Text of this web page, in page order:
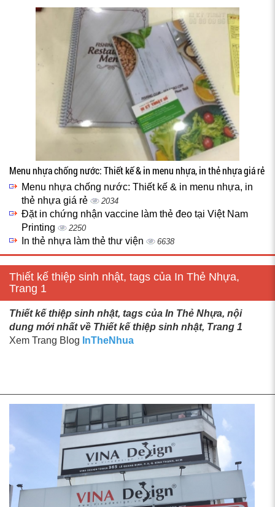
Menu nhựa chống nước: Thiết kế & in menu nhựa, in thẻ nhựa giá rẻ
Menu nhựa chống nước: Thiết kế & in menu nhựa, in
thẻ nhựa giá rẻ
2034
Đặt in chứng nhận vaccine làm thẻ đeo tại Việt Nam
Printing
2250
In thẻ nhựa làm thẻ thư viện 6638
Thiết kế thiệp sinh nhật, tags của In Thẻ Nhựa,
Trang 1
Thiết kế thiệp sinh nhật, tags của In Thẻ Nhựa, nội
dung mới nhất về Thiết kế thiệp sinh nhật, Trang 1
Xem Trang Blog InTheNhua